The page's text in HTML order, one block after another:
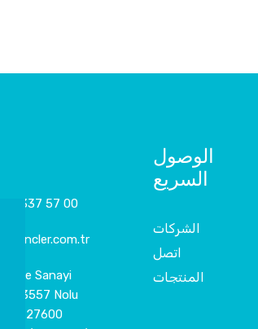
337 57 00
Sanayi
83557 Nolu
No:9 27600
الوصول
السريع
الشركات
اتصل
المنتجات